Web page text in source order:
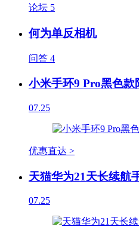
论坛 5
何为单反相机
问答 4
小米手环9 Pro黑色款
07.25
优惠直达 >
天猫华为21天长续航
07.25